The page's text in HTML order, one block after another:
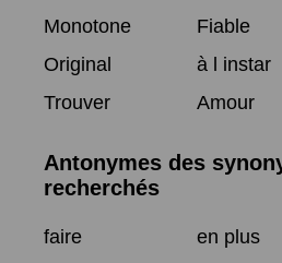
Monotone
Fiable
Original
à l instar
Trouver
Amour
Antonymes des
recherchés
faire
en plus